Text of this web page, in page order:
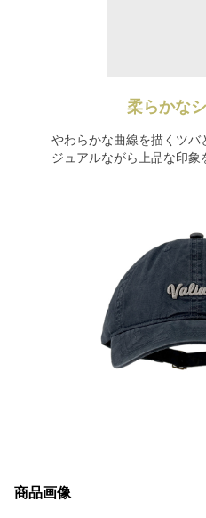
柔らかな
やわらかな曲線を描くツバ
ジュアルながら上品な印象
商品画像